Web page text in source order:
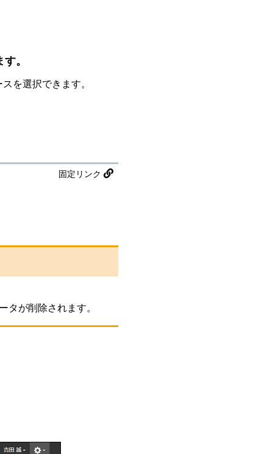
。
を選択できます。
固定リンク
タが削除されます。